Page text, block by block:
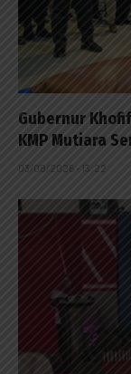
Gubernur
KMP Mutiara
03/08/2026 - 13:22